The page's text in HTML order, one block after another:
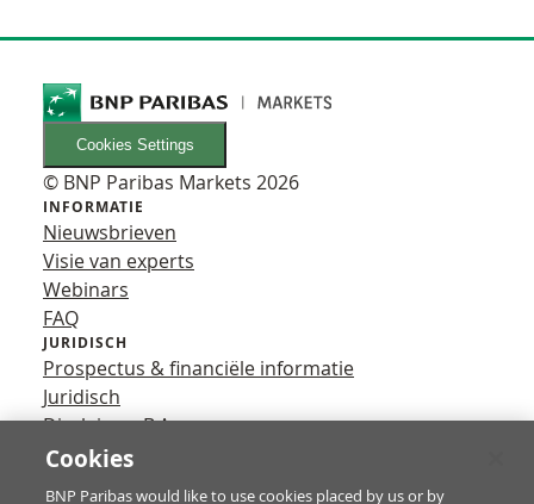
Cookies Settings
© BNP Paribas Markets 2026
INFORMATIE
Nieuwsbrieven
Visie van experts
Webinars
FAQ
JURIDISCH
Prospectus & financiële informatie
Juridisch
Disclaimer B.A.
Privacy
Cookies
BNP Paribas would like to use cookies placed by us or by